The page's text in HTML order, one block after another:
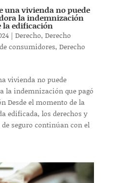
una vivienda no puede
la indemnización
la edificación
| Derecho, Derecho
consumidores, Derecho
vivienda no puede
la indemnización que pagó
Desde el momento de la
edificada, los derechos y
seguro continúan con el